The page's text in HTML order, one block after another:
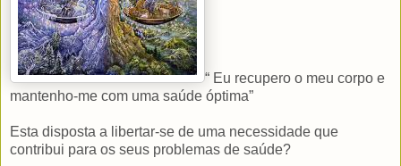
“ Eu recupero o meu corpo e
mantenho-me com uma saúde óptima”
Esta disposta a libertar-se de uma necessidade que
contribui para os seus problemas de saúde?